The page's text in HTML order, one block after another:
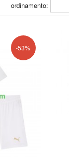
ordinamento:
-53%